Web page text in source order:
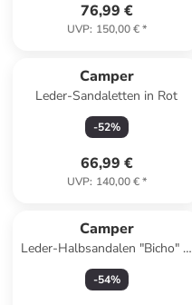
76,99 €
UVP: 150,00 €*
Camper
Leder-Sandaletten in Rot
-52%
66,99 €
UVP: 140,00 €*
Camper
Leder-Halbsandalen "Bicho" in
Rosa
-54%